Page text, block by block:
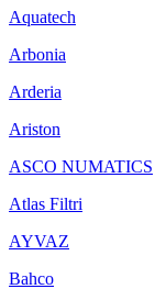
Aquatech
Arbonia
Arderia
Ariston
ASCO NUMATICS
Atlas Filtri
AYVAZ
Bahco